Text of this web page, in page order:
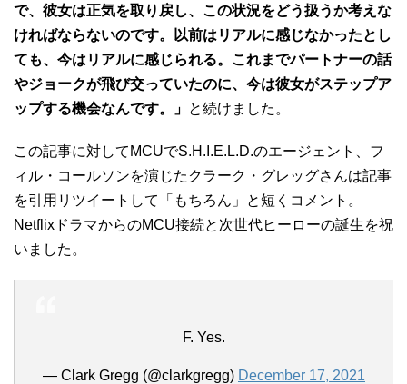
で、彼女は正気を取り戻し、この状況をどう扱うか考えな
ければならないのです。以前はリアルに感じなかったとし
ても、今はリアルに感じられる。これまでパートナーの話
やジョークが飛び交っていたのに、今は彼女がステップア
ップする機会なんです。」
と続けました。
この記事に対してMCUでS.H.I.E.L.D.のエージェント、フ
ィル・コールソンを演じたクラーク・グレッグさんは記事
を引用リツイートして「もちろん」と短くコメント。
NetflixドラマからのMCU接続と次世代ヒーローの誕生を祝
いました。
F. Yes.
— Clark Gregg (@clarkgregg) December 17, 2021